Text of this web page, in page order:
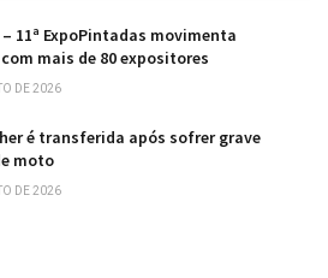
11ª ExpoPintadas movimenta
mais de 80 expositores
DE 2026
é transferida após sofrer grave
moto
DE 2026